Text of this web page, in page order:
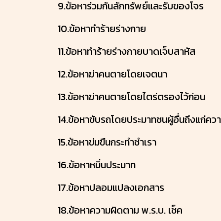
9.ข้อหาร่วมกันลักทรัพย์และรับของโจร
10.ข้อหาทำร้ายร่างกาย
11.ข้อหาทำร้ายร่างกายบาดเจ็บสาหัส
12.ข้อหาฆ่าคนตายโดยเจตนา
13.ข้อหาฆ่าคนตายโดยไตร่ตรองไว้ก่อน
14.ข้อหาขับรถโดยประมาทชนผู้อื่นถึงแก่คว
15.ข้อหาข่มขืนกระทำชำเรา
16.ข้อหาหมิ่นประมาท
17.ข้อหาปลอมแปลงเอกสาร
18.ข้อหาความผิดตาม พ.ร.บ. เช็ค